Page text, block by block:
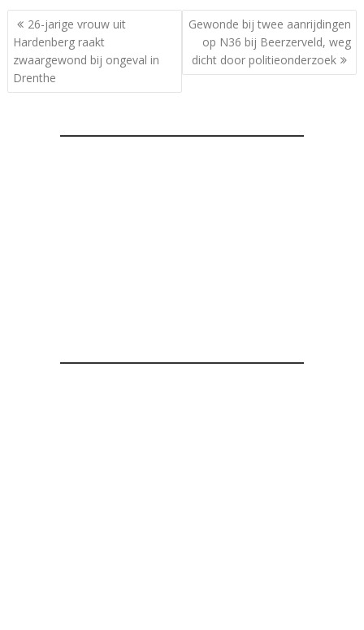
Bericht
navigatie
26-jarige vrouw uit
Hardenberg raakt
zwaargewond bij ongeval in
Drenthe
Gewonde bij twee aanrijdingen
op N36 bij Beerzerveld, weg
dicht door politieonderzoek